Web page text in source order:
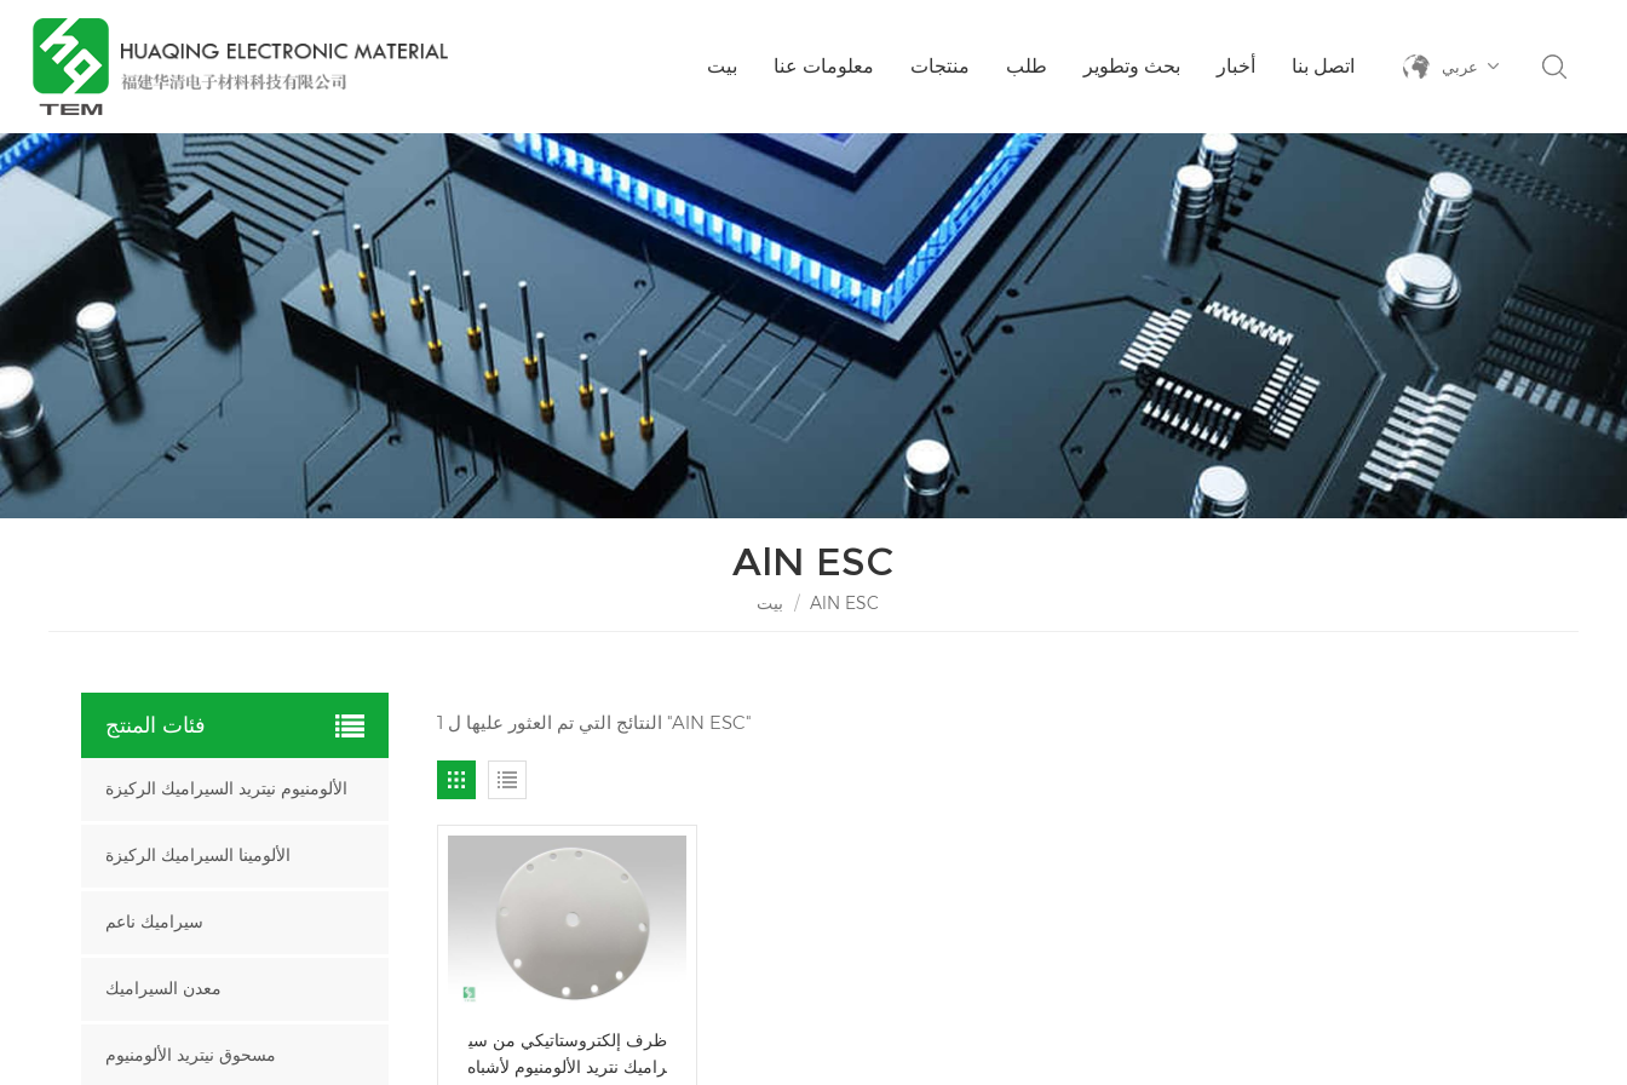
بيت معلومات عنا منتجات طلب بحث وتطوير أخبار اتصل بنا عربي
AlN ESC
بيت / AlN ESC
1 النتائج التي تم العثور عليها ل "AlN ESC"
ظرف إلكتروستاتيكي من سي
راميك نتريد الألومنيوم لأشباه
فئات المنتج
الألومنيوم نيتريد السيراميك الركيزة
الألومينا السيراميك الركيزة
سيراميك ناعم
معدن السيراميك
مسحوق نيتريد الألومنيوم